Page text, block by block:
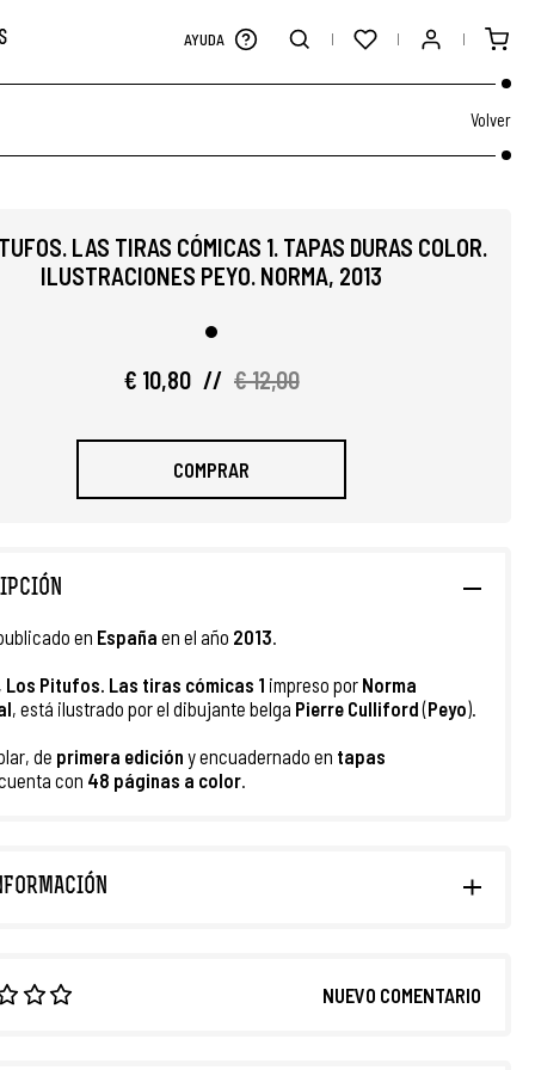
AYUDA
Volver
LAS TIRAS CÓMICAS 1. TAPAS DURAS COLOR.
ILUSTRACIONES PEYO. NORMA, 2013
€ 10,80 // € 12,00
COMPRAR
en España en el año 2013.
Los Pitufos. Las tiras cómicas 1 impreso por Norma
, está ilustrado por el dibujante belga Pierre Culliford(Peyo).
de primera edición y encuadernado en tapas
con 48 páginas a color.
NUEVO COMENTARIO